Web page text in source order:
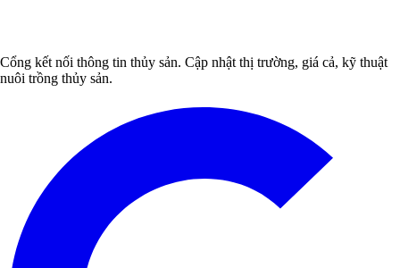
Cổng kết nối thông tin thủy sản. Cập nhật thị trường, giá cả, kỹ thuật
nuôi trồng thủy sản.